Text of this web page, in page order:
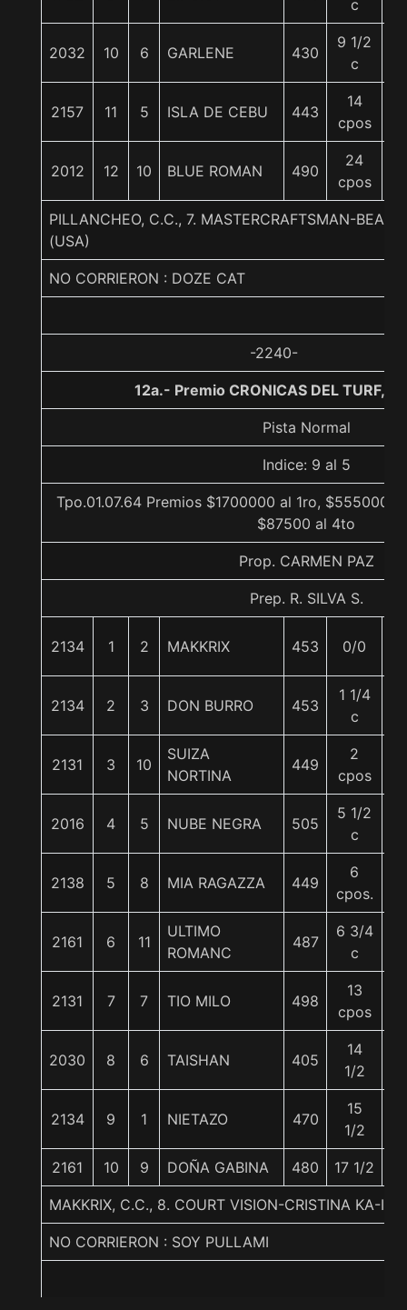
c
2032 10 6 GARLENE 430
9 1/2
c
2157 11 5 ISLA DE CEBU 443
14
cpos
2012 12 10 BLUE ROMAN 490
24
cpos
PILLANCHEO, C.C., 7. MASTERCRAFTSMAN-
(USA)
NO CORRIERON : DOZE CAT
-2240-
12a.- Premio CRONICAS DEL TURF,
Pista Normal
Indice: 9 al 5
Tpo.01.07.64 Premios $1700000 al 1ro, $555000
$87500 al 4to
Prop. CARMEN PAZ
Prep. R. SILVA S.
2134 1 2 MAKKRIX 453 0/0
2134 2 3 DON BURRO 453
1 1/4
c
2131 3 10
SUIZA
NORTINA
449
2
cpos
2016 4 5 NUBE NEGRA 505
5 1/2
c
2138 5 8 MIA RAGAZZA 449
6
cpos.
2161 6 11
ULTIMO
ROMANC
487
6 3/4
c
2131 7 7 TIO MILO 498
13
cpos
2030 8 6 TAISHAN 405
14
1/2
2134 9 1 NIETAZO 470
15
1/2
2161 10 9 DOÑA GABINA 480 17 1/2
MAKKRIX, C.C., 8. COURT VISION-CRISTINA KA-
NO CORRIERON : SOY PULLAMI